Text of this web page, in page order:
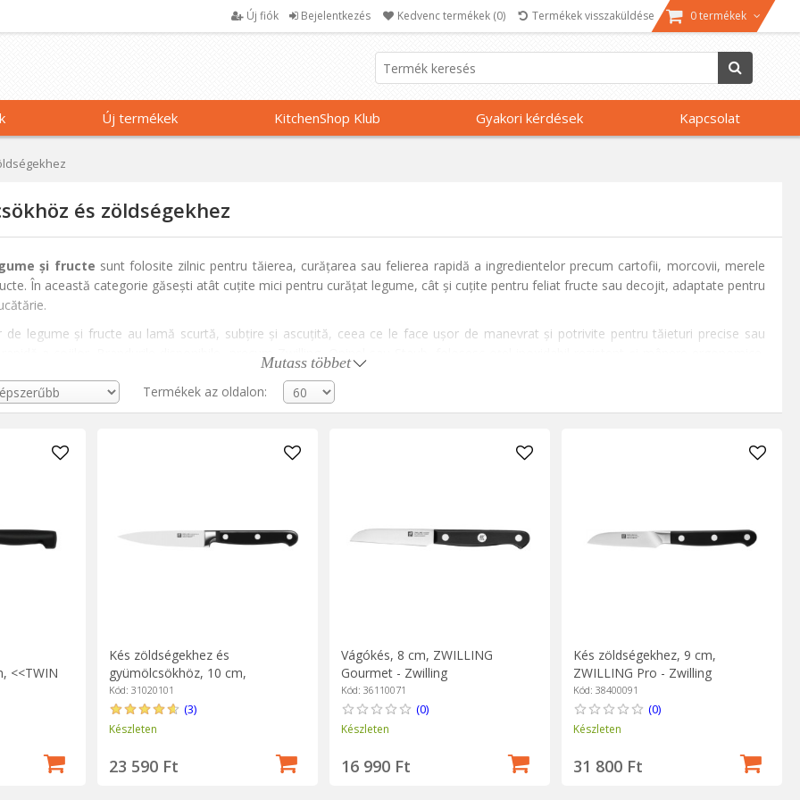
Új fiók Bejelentkezés Kedvenc termékek (0) Termékek visszaküldése 0 termékek
Új termékek KitchenShop Klub Gyakori kérdések Kapcsolat
és zöldségekhez
și fructe sunt folosite zilnic pentru tăierea, curățarea sau felierea rapidă a ingredientelor precum cartofii, morcovii, merele
În această categorie găsești atât cuțite mici pentru curățat legume, cât și cuțite pentru feliat fructe sau decojit, adaptate pentru
de legume și fructe au lamă scurtă, subțire și ascuțită, ceea ce le face ușor de manevrat și potrivite pentru tăieturi precise sau
rapidă a cojilor. Brandurile disponibile, precum Zwilling, Opinel sau Staub, folosesc oțel inoxidabil rezistent și mânere ergonomice,
setul, poți consulta și alte tipuri de cuțite de bucătărie
Mutass többet
Termékek az oldalon:
<<TWIN
Kés zöldségekhez és
gyümölcsökhöz, 10 cm,
<<Professional S>> - Zwilling
Kód: 31020101
(3)
Készleten
23 590 Ft
Vágókés, 8 cm, ZWILLING
Gourmet - Zwilling
Kód: 36110071
(0)
Készleten
16 990 Ft
Kés zöldségekhez, 9 cm,
ZWILLING Pro - Zwilling
Kód: 38400091
(0)
Készleten
31 800 Ft